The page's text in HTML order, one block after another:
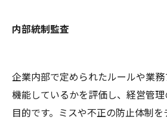
内部統制監査
企業内部で定められたルールや業
機能しているかを評価し、経営管
目的です。ミスや不正の防止体制を